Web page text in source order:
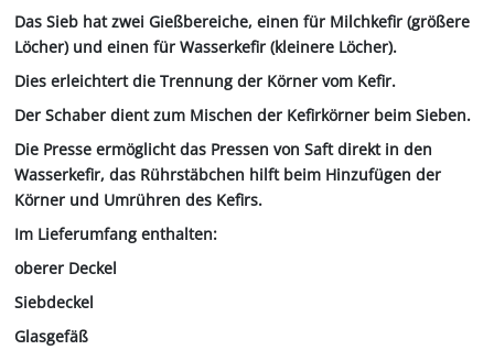
Das Sieb hat zwei Gießbereiche, einen für Milchkefir (größere
Löcher) und einen für Wasserkefir (kleinere Löcher).
Dies erleichtert die Trennung der Körner vom Kefir.
Der Schaber dient zum Mischen der Kefirkörner beim Sieben.
Die Presse ermöglicht das Pressen von Saft direkt in den
Wasserkefir, das Rührstäbchen hilft beim Hinzufügen der
Körner und Umrühren des Kefirs.
Im Lieferumfang enthalten:
oberer Deckel
Siebdeckel
Glasgefäß